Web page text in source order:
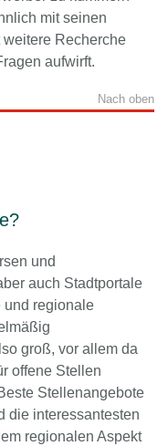
mit seinen
Recherche
aufwirft.
Nach oben
und
auch Stadtportale
und regionale
groß, vor allem da
offene Stellen
Stellenangebote
die interessantesten
regionalen Aspekt